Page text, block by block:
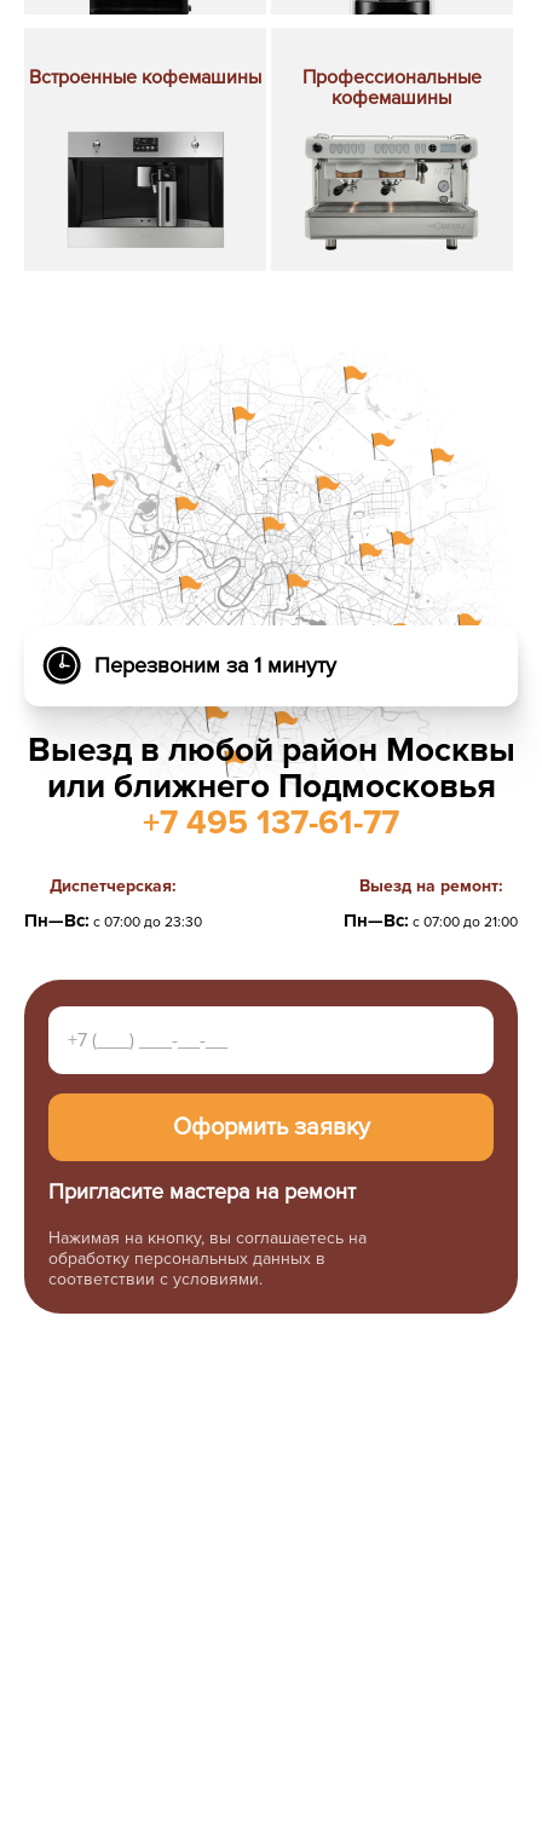
Встроенные кофемашины
Профессиональные
кофемашины
Выезд в любой район Москвы
или ближнего Подмосковья
+7 495 137-61-77
Диспетчерская:
Пн—Вс: с 07:00 до 23:30
Выезд на ремонт:
Пн—Вс: с 07:00 до 21:00
Пригласите мастера на ремонт
Нажимая на кнопку, вы соглашаетесь на
обработку персональных данных в
соответствии с условиями.
Перезвоним за 1 минуту